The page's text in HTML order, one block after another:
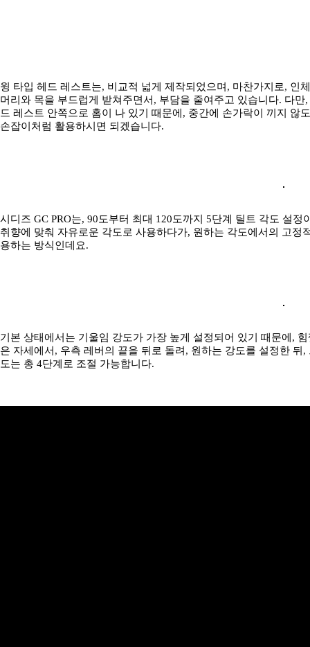
윙 타입 헤드 레스트는, 비교적 넓게 제작되었으며, 마찬가지로, 인
머리와 목을 부드럽게 받쳐주면서, 부담을 줄여주고 있습니다. 다
드 레스트 안쪽으로 홈이 나 있기 때문에, 중간에 손가락이 끼지 않
손잡이처럼 활용하시면 되겠습니다.
시디즈 GC PRO는, 90도부터 최대 120도까지 5단계 틸트 각도 설
취향에 맞춰 자유로운 각도로 사용하다가, 원하는 각도에서의 고
용하는 방식인데요.
기본 상태에서는 기울임 강도가 가장 높게 설정되어 있기 때문에,
은 자세에서, 우측 레버의 끝을 뒤로 돌려, 원하는 강도를 설정한
도는 총 4단계로 조절 가능합니다.